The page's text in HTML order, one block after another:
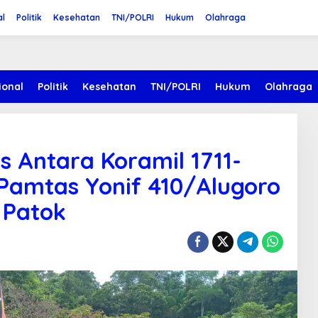
Politik Kesehatan TNI/POLRI Hukum Olahraga
Politik Kesehatan TNI/POLRI Hukum Olahraga
Antara Koramil 1711-
Yonif 410/Alugoro